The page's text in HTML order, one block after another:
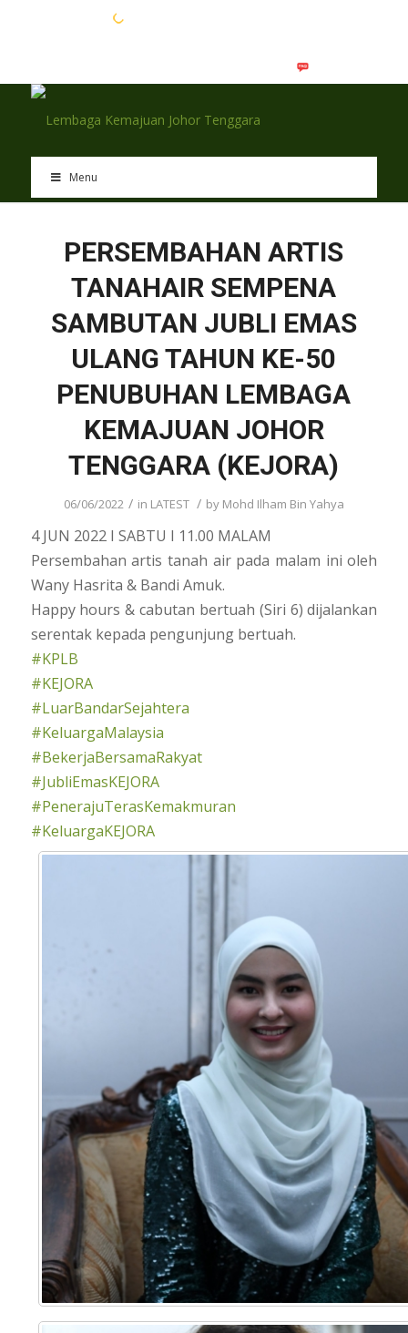
Menu
PERSEMBAHAN ARTIS
TANAHAIR SEMPENA
SAMBUTAN JUBLI EMAS
ULANG TAHUN KE-50
PENUBUHAN LEMBAGA
KEMAJUAN JOHOR
TENGGARA (KEJORA)
06/06/2022 / in LATEST / by Mohd Ilham Bin Yahya
4 JUN 2022 I SABTU I 11.00 MALAM
Persembahan artis tanah air pada malam ini oleh
Wany Hasrita & Bandi Amuk.
Happy hours & cabutan bertuah (Siri 6) dijalankan
serentak kepada pengunjung bertuah.
#KPLB
#KEJORA
#LuarBandarSejahtera
#KeluargaMalaysia
#BekerjaBersamaRakyat
#JubliEmasKEJORA
#PenerajuTerasKemakmuran
#KeluargaKEJORA